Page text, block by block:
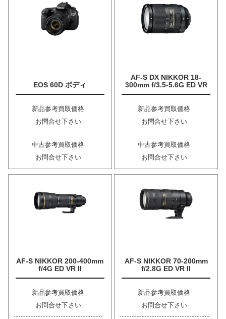
EOS 60D ボディ
新品参考買取価格
お問合せ下さい
中古参考買取価格
お問合せ下さい
AF-S DX NIKKOR 18-
300mm f/3.5-5.6G ED VR
新品参考買取価格
お問合せ下さい
中古参考買取価格
お問合せ下さい
AF-S NIKKOR 200-400mm
f/4G ED VR II
新品参考買取価格
お問合せ下さい
AF-S NIKKOR 70-200mm
f/2.8G ED VR II
新品参考買取価格
お問合せ下さい